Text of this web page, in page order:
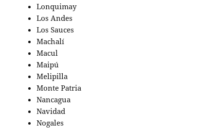
Lonquimay
Los Andes
Los Sauces
Machalí
Macul
Maipú
Melipilla
Monte Patria
Nancagua
Navidad
Nogales